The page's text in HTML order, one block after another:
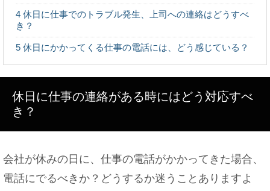
スも紹介！
パンの生焼けは腹痛を起こしてしまう？原因とパン
救済法
4 休日に仕事でのトラブル発生、上司への連絡はどうすべ
き？
5 休日にかかってくる仕事の電話には、どう感じている？
休日に仕事の連絡がある時にはどう対応すべ
き？
会社が休みの日に、仕事の電話がかかってきた場合、
電話にでるべきか？どうするか迷うことありますよ